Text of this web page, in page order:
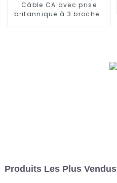
Câble CA avec prise
britannique à 3 broches
Produits Les Plus Vendus